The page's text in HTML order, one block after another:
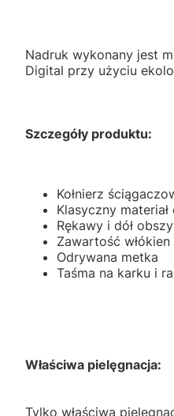
Nadruk wykonany jest
Digital przy użyciu
Szczegóły produktu:
Kołnierz
Klasyczny
Rękawy i dół
Zawartość
Odrywana metka
Taśma na karku i
Właściwa pielęgnacja:
Tylko właściwa